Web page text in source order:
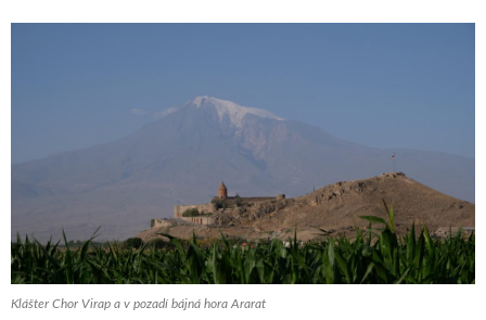
Klášter Chor Virap a v pozadí bájná hora Ararat